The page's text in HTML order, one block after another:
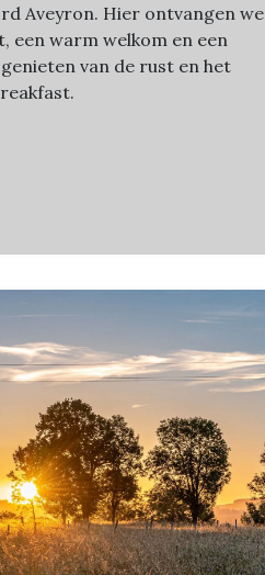
Aveyron. Hier ontvangen we
een warm welkom en een
van de rust en het